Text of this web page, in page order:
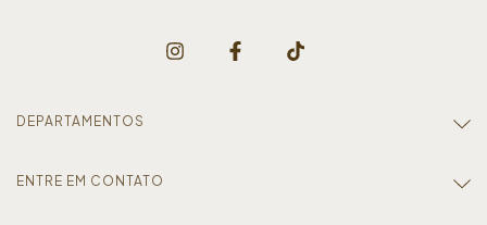
DEPARTAMENTOS
ENTRE EM CONTATO